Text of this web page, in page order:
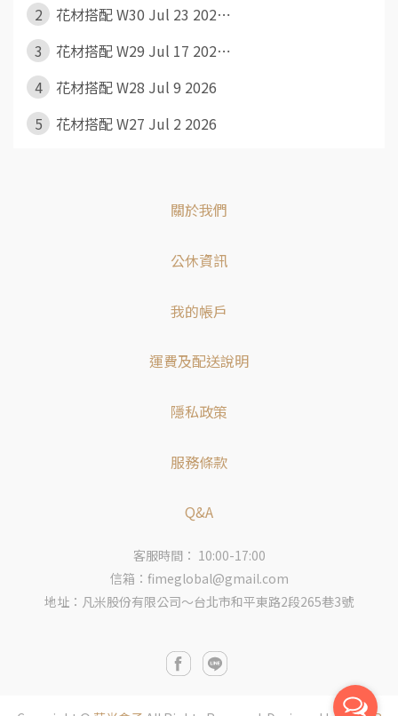
2
花材搭配 W30 Jul 23 202⋯
3
花材搭配 W29 Jul 17 202⋯
4
花材搭配 W28 Jul 9 2026
5
花材搭配 W27 Jul 2 2026
關於我們
公休資訊
我的帳戶
運費及配送說明
隱私政策
服務條款
Q&A
客服時間： 10:00-17:00
信箱：fimeglobal@gmail.com
地址：凡米股份有限公司～台北市和平東路2段265巷3號